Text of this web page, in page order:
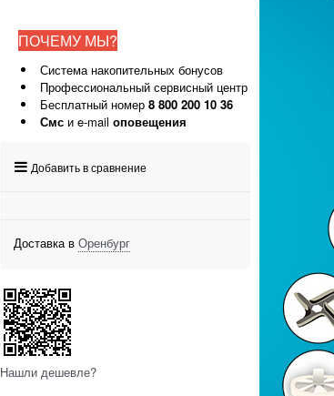
ПОЧЕМУ МЫ?
Система накопительных бонусов
Профессиональный сервисный центр
Бесплатный номер 8 800 200 10 36
Смс и e-mail оповещения
Добавить в сравнение
Доставка в Оренбург
Нашли дешевле?